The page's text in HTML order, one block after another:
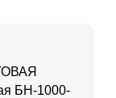
БН-1000-